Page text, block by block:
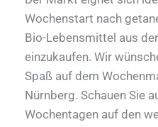
Wochenstart nach
Bio-Lebensmittel aus
einzukaufen. Wir
Spaß auf dem
Nürnberg. Schauen Sie
Wochentagen auf den